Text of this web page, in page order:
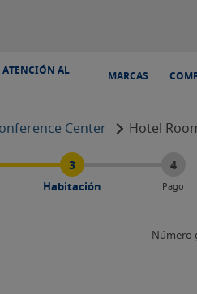
ATENCIÓN AL
MARCAS
Center Hotel
3
Habitación
4
Pago
Número